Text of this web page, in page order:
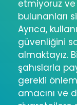
etmiyoruz
bulunanları
Ayrıca,
güvenliğini
almaktayız.
şahıslarla
gerekli
amacını ve